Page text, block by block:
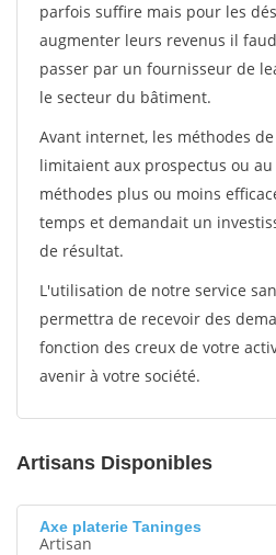
parfois suffire mais pour les
augmenter leurs revenus il
passer par un fournisseur de
le secteur du bâtiment.
Avant internet, les méthodes
limitaient aux prospectus ou
méthodes plus ou moins
temps et demandait un
de résultat.
L'utilisation de notre service
permettra de recevoir des
fonction des creux de votre
avenir à votre société.
Artisans Disponibles
Axe platerie Taninges
Artisan